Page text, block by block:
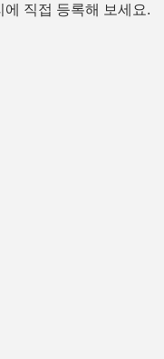
직접 등록해 보세요.